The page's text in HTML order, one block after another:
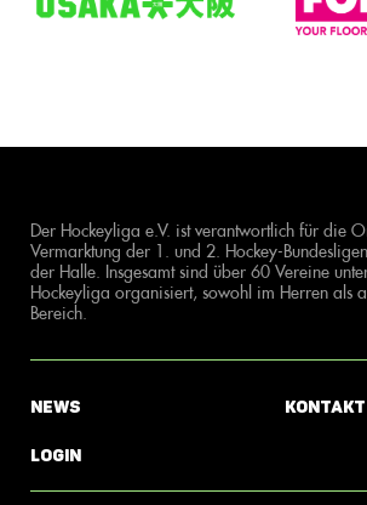
Der Hockeyliga e.V. ist verantwortlich für die
Vermarktung der 1. und 2. Hockey-
der Halle. Insgesamt sind über 60 Vereine
Hockeyliga organisiert, sowohl im Herren als
Bereich.
News
Login
Kontakt